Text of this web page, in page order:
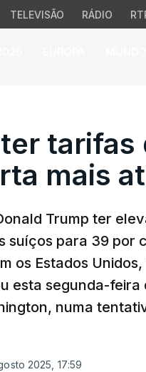
TELEVISÃO RÁDIO
tarifas
tarifas
mais
Trump ter
suíços para 39 por
os Estados
esta segunda-
numa
2025, 17:59